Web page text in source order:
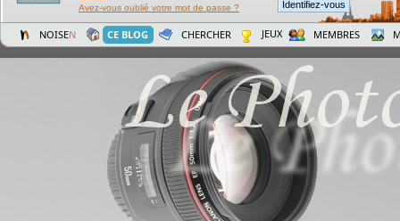
Avez-vous oublié votre mot de passe ?
NOISEN CE BLOG CHERCHER JEUX MEMBRES